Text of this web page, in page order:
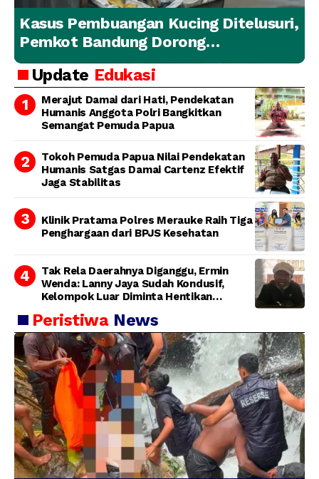
Kasus Pembuangan Kucing Ditelusuri,
Pemkot Bandung Dorong
Penanganan Hewan yang
Bertanggung Jawab
Update Edukasi
Merajut Damai dari Hati, Pendekatan
Humanis Anggota Polri Bangkitkan
Semangat Pemuda Papua
Tokoh Pemuda Papua Nilai Pendekatan
Humanis Satgas Damai Cartenz Efektif
Jaga Stabilitas
Klinik Pratama Polres Merauke Raih Tiga
Penghargaan dari BPJS Kesehatan
Tak Rela Daerahnya Diganggu, Ermin
Wenda: Lanny Jaya Sudah Kondusif,
Kelompok Luar Diminta Hentikan
Peristiwa News